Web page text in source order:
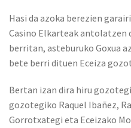
Hasi da azoka berezien
Casino Elkarteak antolatzen
berritan, asteburuko Goxua
bete berri dituen Eceiza
Bertan izan dira hiru
gozotegiko Raquel Ibañez,
Gorrotxategi eta Eceizako